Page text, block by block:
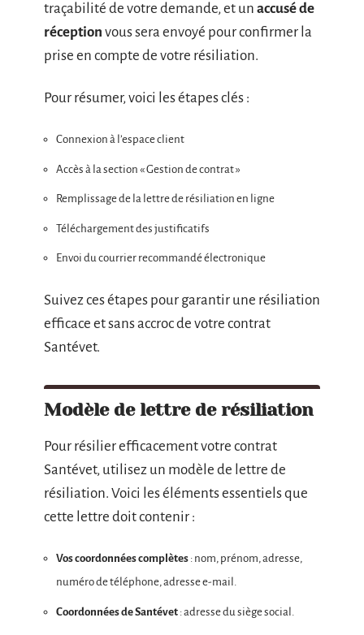
traçabilité de votre demande, et un accusé de
réception vous sera envoyé pour confirmer la
prise en compte de votre résiliation.
Pour résumer, voici les étapes clés :
Connexion à l’espace client
Accès à la section « Gestion de contrat »
Remplissage de la lettre de résiliation en ligne
Téléchargement des justificatifs
Envoi du courrier recommandé électronique
Suivez ces étapes pour garantir une résiliation
efficace et sans accroc de votre contrat
Santévet.
Modèle de lettre de résiliation
Pour résilier efficacement votre contrat
Santévet, utilisez un modèle de lettre de
résiliation. Voici les éléments essentiels que
cette lettre doit contenir :
Vos coordonnées complètes : nom, prénom, adresse,
numéro de téléphone, adresse e-mail.
Coordonnées de Santévet : adresse du siège social.